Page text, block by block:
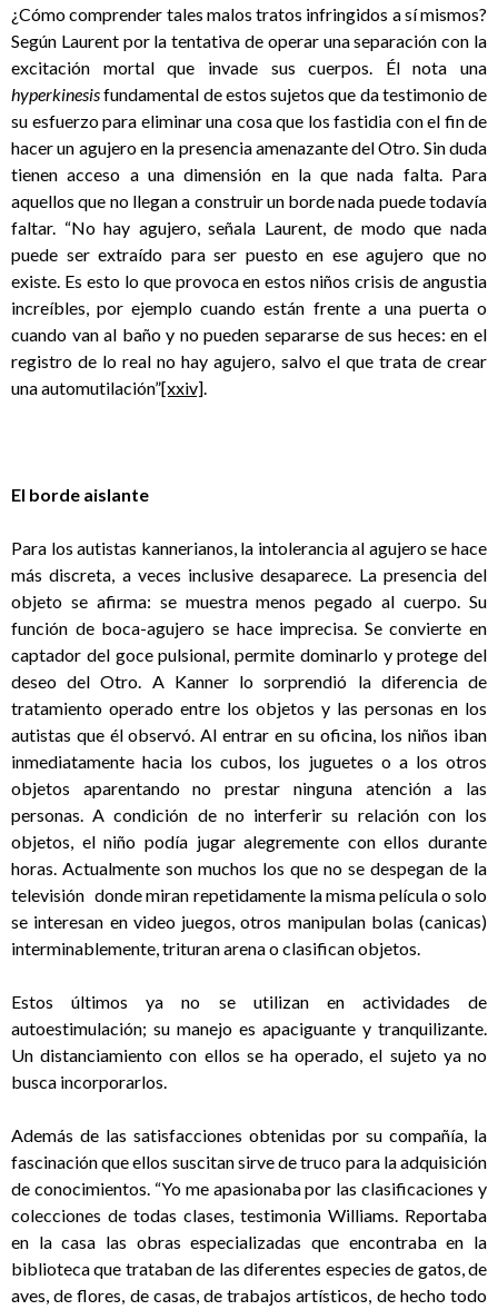
¿Cómo comprender tales malos tratos infringidos a sí mismos?
Según Laurent por la tentativa de operar una separación con la
excitación mortal que invade sus cuerpos. Él nota una
hyperkinesisfundamental de estos sujetos que da testimonio de
su esfuerzo para eliminar una cosa que los fastidia con el fin de
hacer un agujero en la presencia amenazante del Otro. Sin duda
tienen acceso a una dimensión en la que nada falta. Para
aquellos que no llegan a construir un borde nada puede todavía
faltar. “No hay agujero, señala Laurent, de modo que nada
puede ser extraído para ser puesto en ese agujero que no
existe. Es esto lo que provoca en estos niños crisis de angustia
increíbles, por ejemplo cuando están frente a una puerta o
cuando van al baño y no pueden separarse de sus heces: en el
registro de lo real no hay agujero, salvo el que trata de crear
una automutilación”[xxiv].
El borde aislante
Para los autistas kannerianos, la intolerancia al agujero se hace
más discreta, a veces inclusive desaparece. La presencia del
objeto se afirma: se muestra menos pegado al cuerpo. Su
función de boca-agujero se hace imprecisa. Se convierte en
captador del goce pulsional, permite dominarlo y protege del
deseo del Otro. A Kanner lo sorprendió la diferencia de
tratamiento operado entre los objetos y las personas en los
autistas que él observó. Al entrar en su oficina, los niños iban
inmediatamente hacia los cubos, los juguetes o a los otros
objetos aparentando no prestar ninguna atención a las
personas. A condición de no interferir su relación con los
objetos, el niño podía jugar alegremente con ellos durante
horas. Actualmente son muchos los que no se despegan de la
televisión donde miran repetidamente la misma película o solo
se interesan en video juegos, otros manipulan bolas (canicas)
interminablemente, trituran arena o clasifican objetos.
Estos últimos ya no se utilizan en actividades de
autoestimulación; su manejo es apaciguante y tranquilizante.
Un distanciamiento con ellos se ha operado, el sujeto ya no
busca incorporarlos.
Además de las satisfacciones obtenidas por su compañía, la
fascinación que ellos suscitan sirve de truco para la adquisición
de conocimientos. “Yo me apasionaba por las clasificaciones y
colecciones de todas clases, testimonia Williams. Reportaba
en la casa las obras especializadas que encontraba en la
biblioteca que trataban de las diferentes especies de gatos, de
aves, de flores, de casas, de trabajos artísticos, de hecho todo